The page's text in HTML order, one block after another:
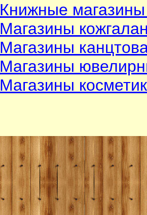
Книжные
Магазины
Магазины
Магазины
Магазины